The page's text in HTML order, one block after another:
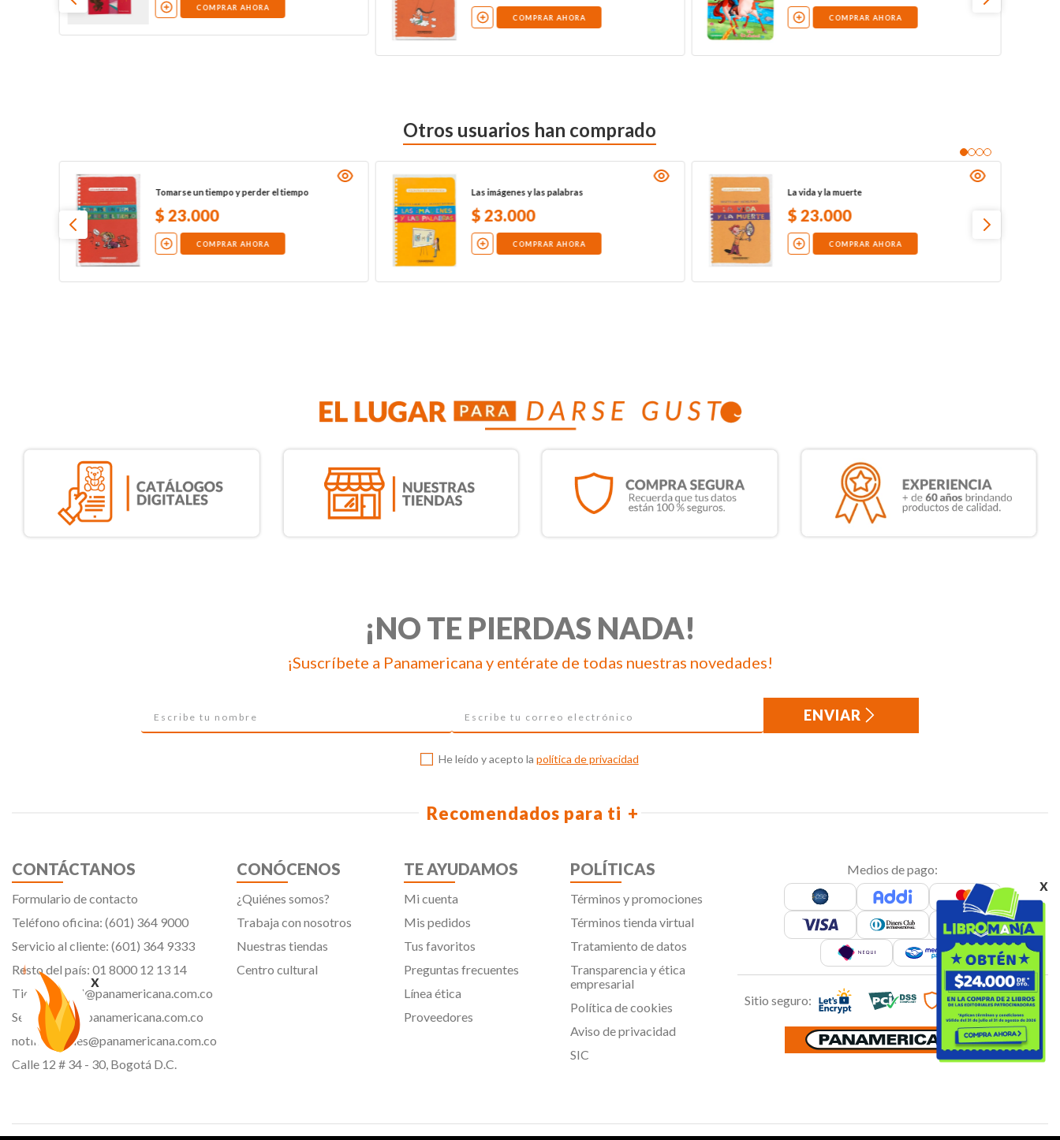
x
x
COMPRAR AHORA
COMPRAR AHORA COMPRAR AHORA
Otros usuarios han comprado
Tomarse un tiempo y perder el tiempo
$23.000
COMPRAR AHORA
Las imágenes y las palabras
$23.000
COMPRAR AHORA
La vida y la muerte
$23.000
COMPRAR AHORA
¡NO TE PIERDAS NADA!
¡Suscríbete a Panamericana y entérate de todas nuestras novedades!
ENVIAR
He leído y acepto la política de privacidad
Recomendados para ti
CONTÁCTANOS
Formulario de contacto
Teléfono oficina: (601) 364 9000
Servicio al cliente: (601) 364 9333
Resto del país: 01 8000 12 13 14
Tiendavirtual@panamericana.com.co
Servicliente@panamericana.com.co
notificaciones@panamericana.com.co
Calle 12 # 34 - 30, Bogotá D.C.
CONÓCENOS
¿Quiénes somos?
Trabaja con nosotros
Nuestras tiendas
Centro cultural
TE AYUDAMOS
Mi cuenta
Mis pedidos
Tus favoritos
Preguntas frecuentes
Línea ética
Proveedores
POLÍTICAS
Términos y promociones
Términos tienda virtual
Tratamiento de datos
Transparencia y ética
empresarial
Política de cookies
Aviso de privacidad
SIC
Medios de pago:
Sitio seguro: